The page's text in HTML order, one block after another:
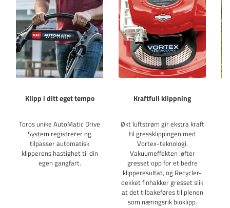
Klipp i ditt eget tempo Kraftfull klippning
Toros unike AutoMatic Drive
System registrerer og
tilpasser automatisk
klipperens hastighet til din
egen gangfart.
Økt luftstrøm gir ekstra kraft
til gressklippingen med
Vortex-teknologi.
Vakuumeffekten løfter
gresset opp for et bedre
klipperesultat, og Recycler-
dekket finhakker gresset slik
at det tilbakeføres til plenen
som næringsrik bioklipp.